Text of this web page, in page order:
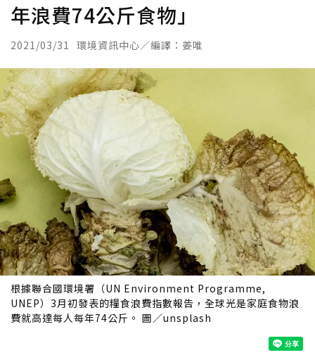
年浪費74公斤食物」
2021/03/31 環境資訊中心／編譯：姜唯
根據聯合國環境署（UN Environment Programme,
UNEP）3月初發表的糧食浪費指數報告，全球光是家庭食物浪
費就高達每人每年74公斤。 圖／unsplash